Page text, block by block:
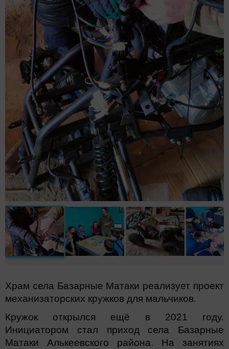
Храм села Базарные Матаки реализует проект
механизаторских кружков для мальчиков.
Кружок открылся ещё в 2021 году.
Инициатором стал приход села Базарные
Матаки Алькеевского района. На занятиях